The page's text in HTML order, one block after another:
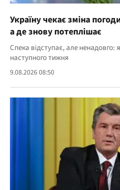
Україну чекає зміна
а де знову потеплішає
Спека відступає, але ненадовго:
наступного тижня
9.08.2026 08:50